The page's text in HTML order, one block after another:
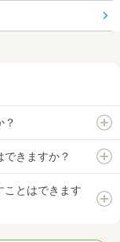
？
きますか？
ことはできます